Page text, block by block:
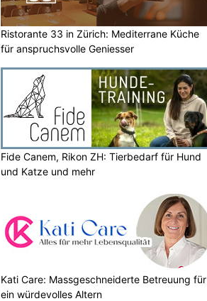
Ristorante 33 in Zürich: Mediterrane Küche
für anspruchsvolle Geniesser
Fide Canem, Rikon ZH: Tierbedarf für Hund
und Katze und mehr
Kati Care: Massgeschneiderte Betreuung für
ein würdevolles Altern